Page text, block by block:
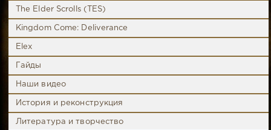
The Elder Scrolls (TES)
Kingdom Come: Deliverance
Elex
Гайды
Наши видео
История и реконструкция
Литература и творчество